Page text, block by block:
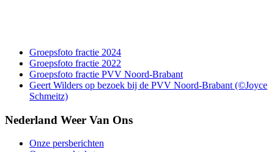
Groepsfoto fractie 2024
Groepsfoto fractie 2022
Groepsfoto fractie PVV Noord-Brabant
Geert Wilders op bezoek bij de PVV Noord-Brabant (©Joyce
Schmeitz)
Nederland Weer Van Ons
Onze persberichten